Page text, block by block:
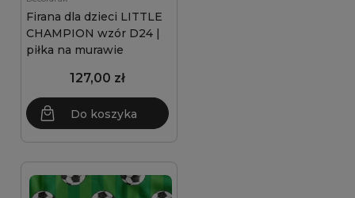
Firana dla dzieci LITTLE
CHAMPION wzór D24 |
piłka na murawie
127,00 zł
Do koszyka